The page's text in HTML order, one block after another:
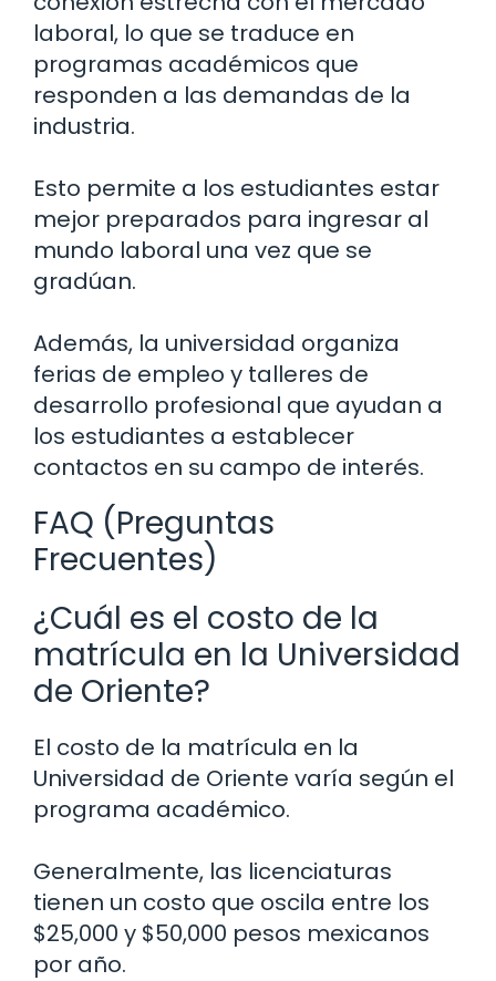
laboral, lo que se traduce en
programas académicos que
responden a las demandas de la
industria.
Esto permite a los estudiantes estar
mejor preparados para ingresar al
mundo laboral una vez que se
gradúan.
Además, la universidad organiza
ferias de empleo y talleres de
desarrollo profesional que ayudan a
los estudiantes a establecer
contactos en su campo de interés.
FAQ (Preguntas
Frecuentes)
¿Cuál es el costo de la
matrícula en la Universidad
de Oriente?
El costo de la matrícula en la
Universidad de Oriente varía según el
programa académico.
Generalmente, las licenciaturas
tienen un costo que oscila entre los
$25,000 y $50,000 pesos mexicanos
por año.